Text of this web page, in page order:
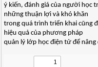
ý kiến, đánh giá của người học
những thuận lợi và khó khăn
trong quá trình triển khai cũng
hiệu quả của phương pháp
quản lý lớp học điện tử để nâng